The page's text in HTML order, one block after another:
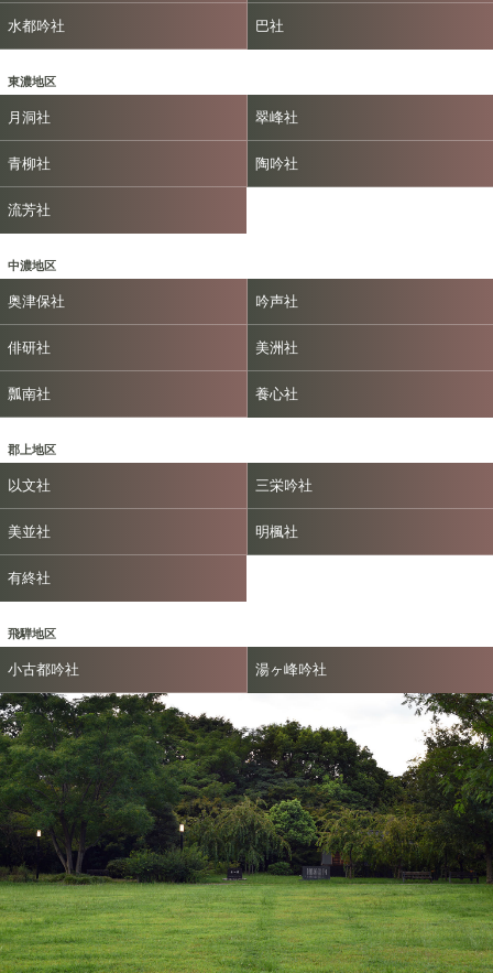
水都吟社 巴社
東濃地区
月洞社 翠峰社
青柳社 陶吟社
流芳社
中濃地区
奥津保社 吟声社
俳研社 美洲社
瓢南社 養心社
郡上地区
以文社 三栄吟社
美並社 明楓社
有終社
飛騨地区
小古都吟社 湯ヶ峰吟社